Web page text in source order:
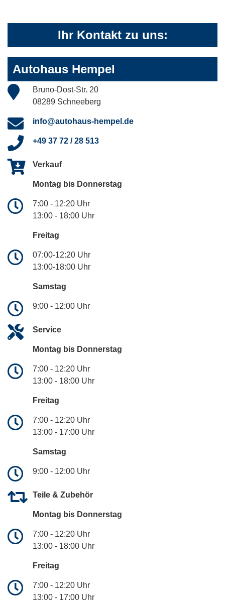
Ihr Kontakt zu uns:
Autohaus Hempel
Bruno-Dost-Str. 20
08289 Schneeberg
info@autohaus-hempel.de
+49 37 72 / 28 513
Verkauf
Montag bis Donnerstag
7:00 - 12:20 Uhr
13:00 - 18:00 Uhr
Freitag
07:00-12:20 Uhr
13:00-18:00 Uhr
Samstag
9:00 - 12:00 Uhr
Service
Montag bis Donnerstag
7:00 - 12:20 Uhr
13:00 - 18:00 Uhr
Freitag
7:00 - 12:20 Uhr
13:00 - 17:00 Uhr
Samstag
9:00 - 12:00 Uhr
Teile & Zubehör
Montag bis Donnerstag
7:00 - 12:20 Uhr
13:00 - 18:00 Uhr
Freitag
7:00 - 12:20 Uhr
13:00 - 17:00 Uhr